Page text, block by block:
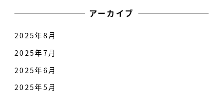
アーカイブ
2025年8月
2025年7月
2025年6月
2025年5月